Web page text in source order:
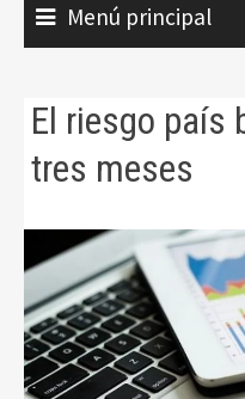
Menú principal
El riesgo país
tres meses